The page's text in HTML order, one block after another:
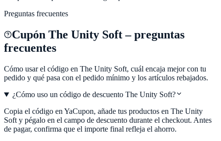
Preguntas frecuentes
Cupón The Unity Soft– preguntas
frecuentes
Cómo usar el código en The Unity Soft, cuál encaja mejor con tu
pedido y qué pasa con el pedido mínimo y los artículos rebajados.
¿Cómo uso un código de descuento The Unity Soft?
Copia el código en YaCupon, añade tus productos en The Unity
Soft y pégalo en el campo de descuento durante el checkout. Antes
de pagar, confirma que el importe final refleja el ahorro.